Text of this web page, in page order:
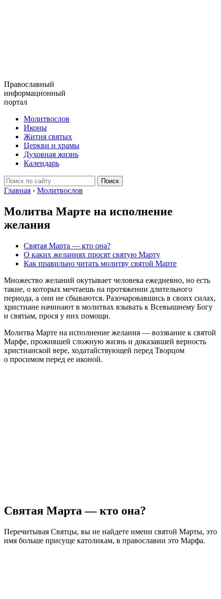
Православный
информационный
портал
Молитвослов
Иконы
Жития святых
Церкви и храмы
Духовная жизнь
Календарь
Главная › Молитвослов
Молитва Марте на исполнение
желания
Святая Марта — кто она?
О каких желаниях просят святую Марту
Как правильно читать молитву святой Марте
Множество желаний окутывает человека ежедневно, но есть
такие, о которых мечтаешь на протяжении длительного
периода, а они не сбываются. Разочаровавшись в своих силах,
христиане начинают в молитвах взывать к Всевышнему Богу
и святым, прося у них помощи.
Молитва Марте на исполнение желания — воззвание к святой
Марфе, прожившей сложную жизнь и доказавшей верность
христианской вере, ходатайствующей перед Творцом
о просимом перед ее иконой.
Святая Марта — кто она?
Перечитывая Святцы, вы не найдете имени святой Марты, это
имя больше присуще католикам, в православии это Марфа.